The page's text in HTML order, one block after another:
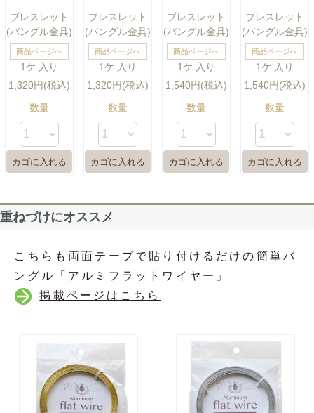
ブレスレット
(バングル金具)
商品ページへ
1ケ 入り
1,320円(税込)
数量
ブレスレット
(バングル金具)
商品ページへ
1ケ 入り
1,320円(税込)
数量
ブレスレット
(バングル金具)
商品ページへ
1ケ 入り
1,540円(税込)
数量
ブレスレット
(バングル金具)
商品ページへ
1ケ 入り
1,540円(税込)
数量
重ねづけにオススメ
こちらも両面テープで貼り付けるだけの簡単バ
ングル「アルミフラットワイヤー」
掲載ページはこちら